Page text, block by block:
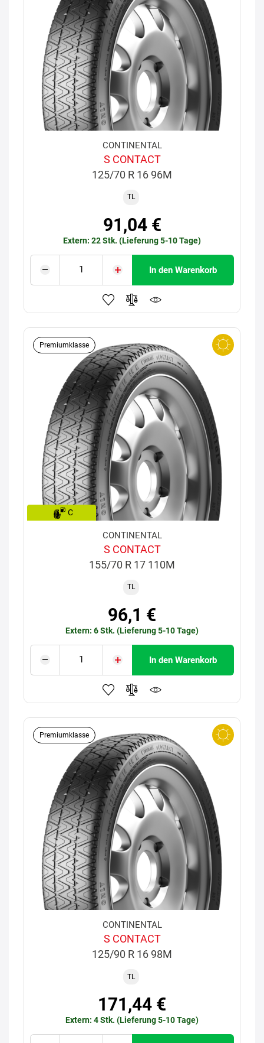
CONTINENTAL
S CONTACT
125/70 R 16 96M
TL
91,04 €
Extern: 22 Stk. (Lieferung 5-10 Tage)
In den Warenkorb
Premiumklasse
C
CONTINENTAL
S CONTACT
155/70 R 17 110M
TL
96,1 €
Extern: 6 Stk. (Lieferung 5-10 Tage)
In den Warenkorb
Premiumklasse
CONTINENTAL
S CONTACT
125/90 R 16 98M
TL
171,44 €
Extern: 4 Stk. (Lieferung 5-10 Tage)